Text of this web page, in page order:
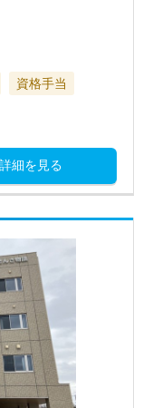
資格手当
詳細を見る